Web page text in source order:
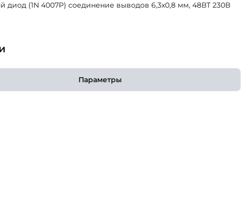
диод (1N 4007P) соединение выводов 6,3x0,8 мм, 48ВТ 230В
Параметры